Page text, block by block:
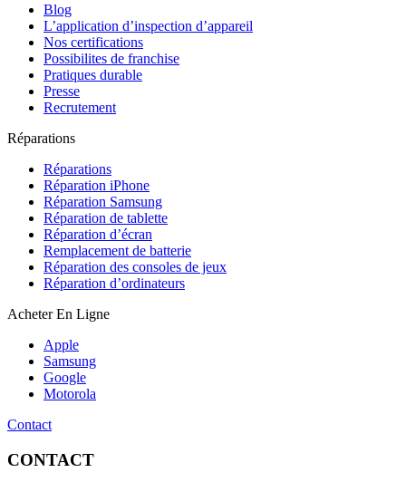
Blog
L’application d’inspection d’appareil
Nos certifications
Possibilites de franchise
Pratiques durable
Presse
Recrutement
Réparations
Réparations
Réparation iPhone
Réparation Samsung
Réparation de tablette
Réparation d’écran
Remplacement de batterie
Réparation des consoles de jeux
Réparation d’ordinateurs
Acheter En Ligne
Apple
Samsung
Google
Motorola
Contact
CONTACT